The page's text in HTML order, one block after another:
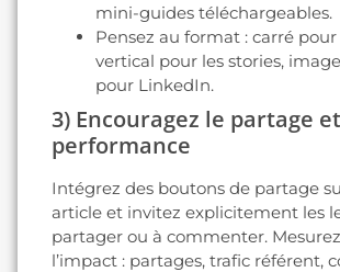
mini-guides téléchargeables.
Pensez au format : carré
vertical pour les stories,
pour LinkedIn.
3) Encouragez le partage
performance
Intégrez des boutons de partage
article et invitez explicitement les
partager ou à commenter.
l’impact : partages, trafic référent,